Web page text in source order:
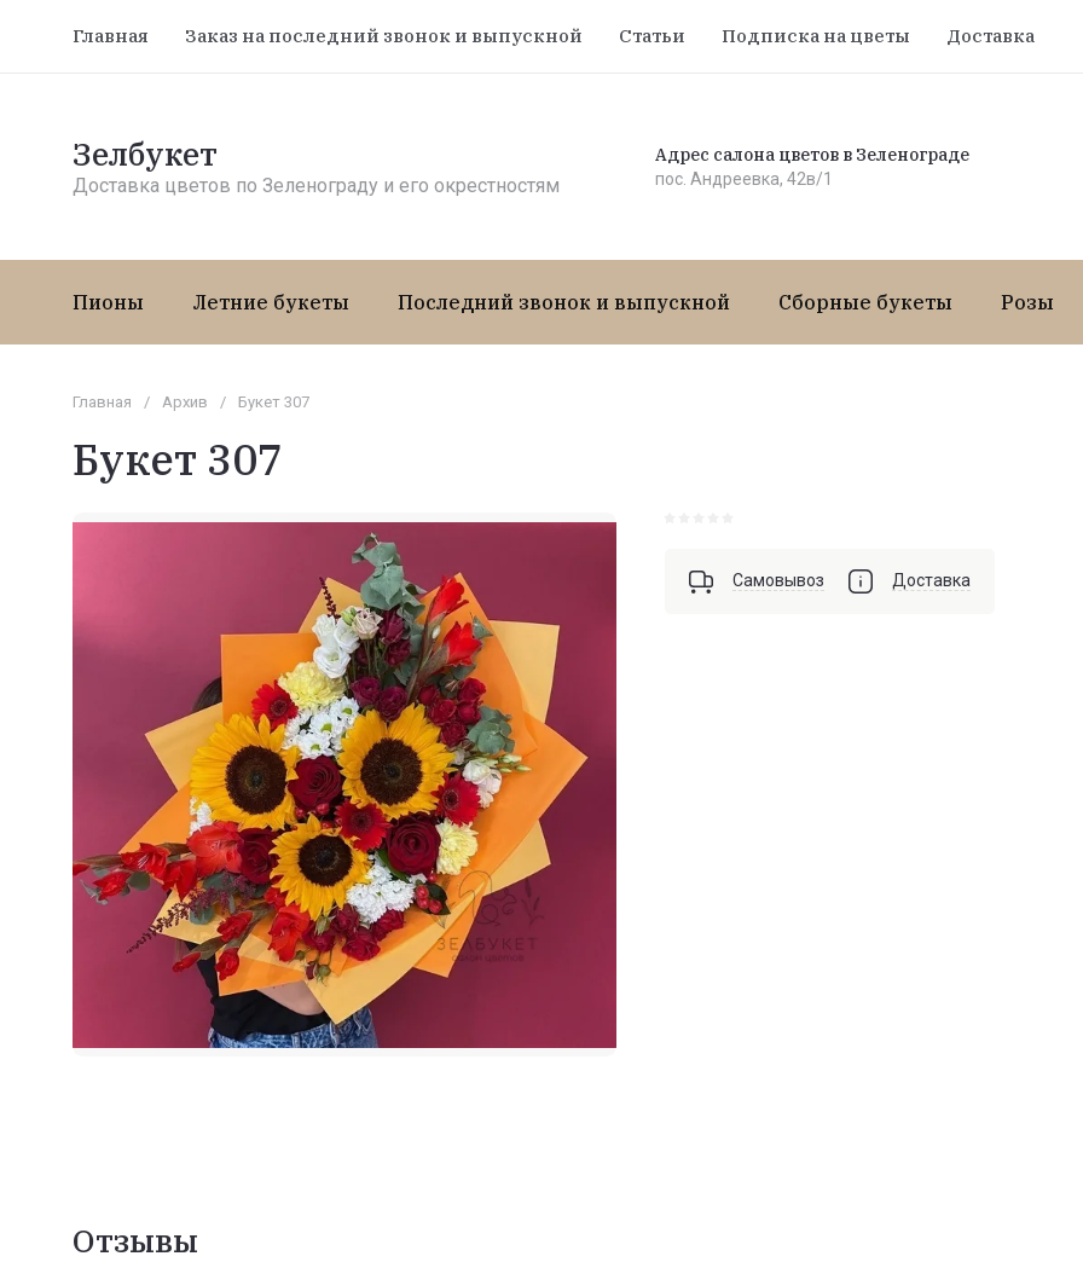
Главная Заказ на последний звонок и выпускной Статьи Подписка на цветы Доставка
Зелбукет
Доставка цветов по Зеленограду и его окрестностям
Адрес салона цветов в Зеленограде
пос. Андреевка, 42в/1
Пионы Летние букеты Последний звонок и выпускной Сборные букеты Розы
Главная / Архив / Букет 307
Букет 307
Самовывоз Доставка
Отзывы